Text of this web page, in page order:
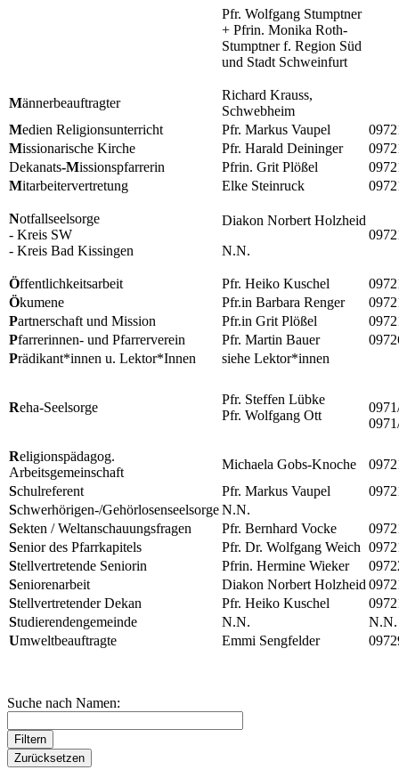
Pfr. Wolfgang Stumptner
+ Pfrin. Monika Roth-
Stumptner f. Region Süd
und Stadt Schweinfurt
Männerbeauftragter
Richard Krauss,
Schwebheim
Medien Religionsunterricht Pfr. Markus Vaupel
Missionarische Kirche Pfr. Harald Deininger
Dekanats-Missionspfarrerin Pfrin. Grit Plößel
Mitarbeitervertretung Elke Steinruck
Notfallseelsorge
- Kreis SW
- Kreis Bad Kissingen
Diakon Norbert Holzheid
N.N.
Öffentlichkeitsarbeit Pfr. Heiko Kuschel
Ökumene Pfr.in Barbara Renger
Partnerschaft und Mission Pfr.in Grit Plößel
Pfarrerinnen- und Pfarrerverein Pfr. Martin Bauer
Prädikant*innen u. Lektor*Innen siehe Lektor*innen
Reha-Seelsorge
Pfr. Steffen Lübke
Pfr. Wolfgang Ott
Religionspädagog.
Arbeitsgemeinschaft
Michaela Gobs-Knoche
Schulreferent Pfr. Markus Vaupel
Schwerhörigen-/GehörlosenseelsorgeN.N.
Sekten / Weltanschauungsfragen Pfr. Bernhard Vocke
Senior des Pfarrkapitels Pfr. Dr. Wolfgang Weich
Stellvertretende Seniorin Pfrin. Hermine Wieker
Seniorenarbeit Diakon Norbert Holzheid
Stellvertretender Dekan Pfr. Heiko Kuschel
Studierendengemeinde N.N.
N.N.
Umweltbeauftragte Emmi Sengfelder
Suche nach Namen: